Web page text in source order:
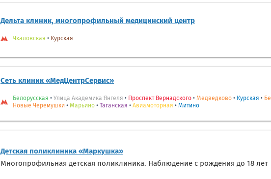
Дельта клиник, многопрофильный медицинский центр
Чкаловская • Курская
Сеть клиник «МедЦентрСервис»
Белорусская • Улица Академика Янгеля • Проспект Вернадского • Медведково • Курская •
Новые Черемушки • Марьино • Таганская • Авиамоторная • Митино
Детская поликлиника «Маркушка»
Многопрофильная детская поликлиника. Наблюдение с рождения до 18 лет